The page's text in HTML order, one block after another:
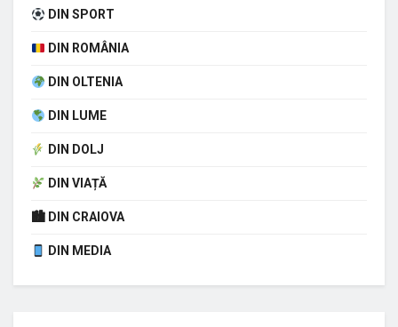
DIN SPORT
DIN ROMÂNIA
DIN OLTENIA
DIN LUME
DIN DOLJ
DIN VIAȚĂ
🏙 DIN CRAIOVA
DIN MEDIA